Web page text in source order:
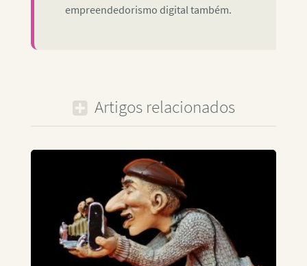
empreendedorismo digital também.
Artigos relacionados